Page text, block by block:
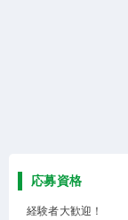
応募資格
経験者大歓迎！